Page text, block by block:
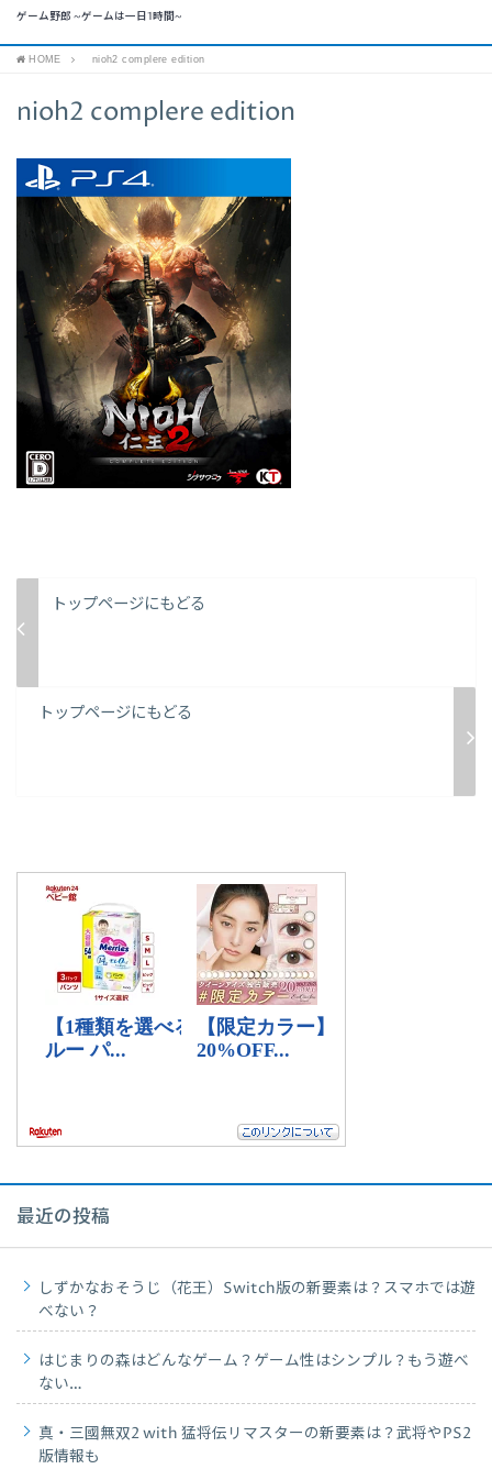
ゲーム野郎 ~ゲームは一日1時間~
HOME nioh2 complere edition
nioh2 complere edition
トップページにもどる
トップページにもどる
最近の投稿
しずかなおそうじ（花王）Switch版の新要素は？スマホでは遊
べない？
はじまりの森はどんなゲーム？ゲーム性はシンプル？もう遊べ
ない…
真・三國無双2 with 猛将伝リマスターの新要素は？武将やPS2
版情報も